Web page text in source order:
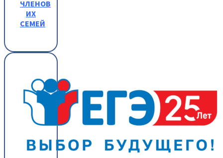
ЧЛЕНОВ
ИХ
СЕМЕЙ